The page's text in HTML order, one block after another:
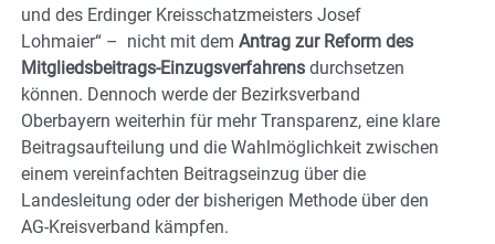
und des Erdinger Kreisschatzmeisters Josef
Lohmaier“ – nicht mit dem Antrag zur Reform des
Mitgliedsbeitrags-Einzugsverfahrens durchsetzen
können. Dennoch werde der Bezirksverband
Oberbayern weiterhin für mehr Transparenz, eine klare
Beitragsaufteilung und die Wahlmöglichkeit zwischen
einem vereinfachten Beitragseinzug über die
Landesleitung oder der bisherigen Methode über den
AG-Kreisverband kämpfen.